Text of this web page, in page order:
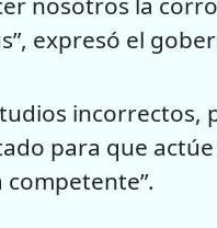
expresó el
incorrectos,
para que